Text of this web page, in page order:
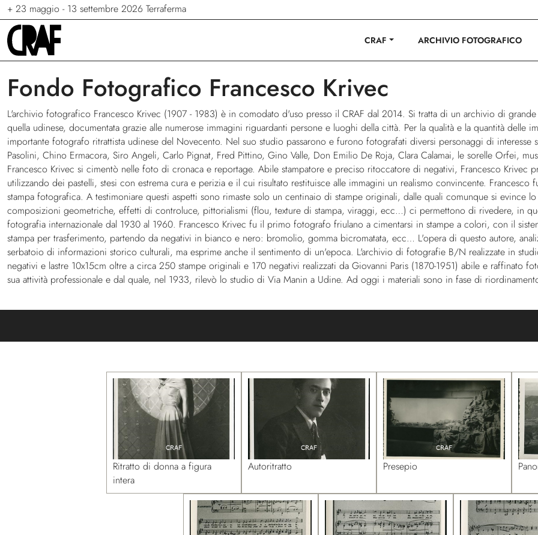
+ 7 giugno - 6 settembre 2026 Stelle. Ritratti nel cinema di Stefano C. Montesi
+ 23 maggio - 13 settembre 2026 Terraferma
+ 24/04/2026 - 27/09/2026 Via per le strade
CRAF ARCHIVIO FOTOGRAFICO
Fondo Fotografico Francesco Krivec
L'archivio fotografico Francesco Krivec (1907 - 1983) è in comodato d'uso presso il CRAF dal 2014. Si tratta di un archivio di
quella udinese, documentata grazie alle numerose immagini riguardanti persone e luoghi della città. Per la qualità e la quantità delle
importante fotografo ritrattista udinese del Novecento. Nel suo studio passarono e furono fotografati diversi personaggi di
Pasolini, Chino Ermacora, Siro Angeli, Carlo Pignat, Fred Pittino, Gino Valle, Don Emilio De Roja, Clara Calamai, le sorelle Orfei,
Francesco Krivec si cimentò nelle foto di cronaca e reportage. Abile stampatore e preciso ritoccatore di negativi, Francesco Krivec
utilizzando dei pastelli, stesi con estrema cura e perizia e il cui risultato restituisce alle immagini un realismo convincente.
stampa fotografica. A testimoniare questi aspetti sono rimaste solo un centinaio di stampe originali, dalle quali comunque si
composizioni geometriche, effetti di controluce, pittorialismi (flou, texture di stampa, viraggi, ecc…) ci permettono di rivedere, in
fotografia internazionale dal 1930 al 1960. Francesco Krivec fu il primo fotografo friulano a cimentarsi in stampe a colori, con il
stampa per trasferimento, partendo da negativi in bianco e nero: bromolio, gomma bicromatata, ecc… L'opera di questo autore,
serbatoio di informazioni storico culturali, ma esprime anche il sentimento di un'epoca. L'archivio di fotografie B/N realizzate in
negativi e lastre 10x15cm oltre a circa 250 stampe originali e 170 negativi realizzati da Giovanni Paris (1870-1951) abile e raffinato
sua attività professionale e dal quale, nel 1933, rilevò lo studio di Via Manin a Udine. Ad oggi i materiali sono in fase di
Ritratto di donna a figura
intera
Autoritratto Presepio